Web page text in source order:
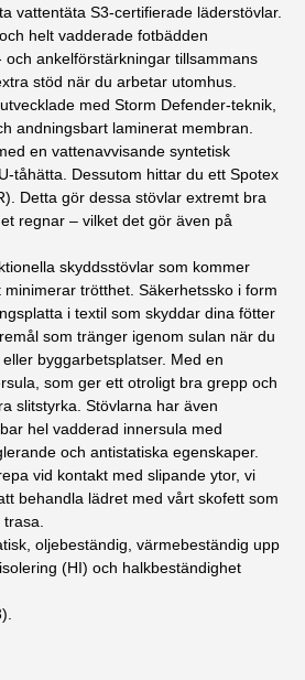
vattentäta S3-certifierade läderstövlar.
helt vadderade fotbädden
ankelförstärkningar tillsammans
stöd när du arbetar utomhus.
med Storm Defender-teknik,
andningsbart laminerat membran.
en vattenavvisande syntetisk
tåhätta. Dessutom hittar du ett Spotex
Detta gör dessa stövlar extremt bra
regnar – vilket det gör även på
skyddsstövlar som kommer
trötthet. Säkerhetssko i form
i textil som skyddar dina fötter
som tränger igenom sulan när du
byggarbetsplatser. Med en
som ger ett otroligt bra grepp och
slitstyrka. Stövlarna har även
hel vadderad innersula med
och antistatiska egenskaper.
vid kontakt med slipande ytor, vi
behandla lädret med vårt skofett som
trasa.
oljebeständig, värmebeständig upp
(HI) och halkbeständighet